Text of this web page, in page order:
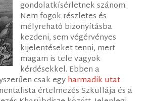
gondolatkísérletnek szánom.
Nem fogok részletes és
mélyreható bizonyításba
kezdeni, sem végérvényes
kijelentéseket tenni, mert
magam is tele vagyok
kérdésekkel. Ebben a
csak egyharmadik utat
értelmezés Szküllája és a